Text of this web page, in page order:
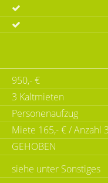
950,- €
3 Kaltmieten
Personenaufzug
Miete 165,- € / Anzahl 3
GEHOBEN
siehe unter Sonstiges